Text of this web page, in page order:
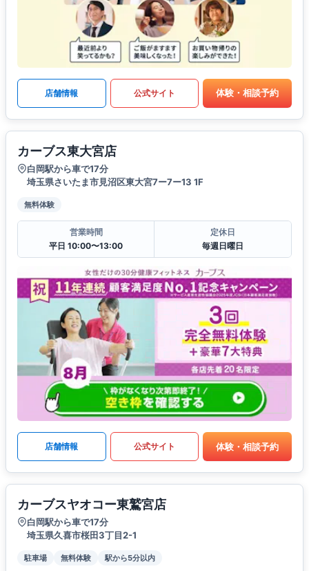
店舗情報 公式サイト 体験・相談予約
カーブス東大宮店
白岡駅から車で17分
埼玉県さいたま市見沼区東大宮7ー7ー13 1F
無料体験
営業時間
平日 10:00〜13:00
定休日
毎週日曜日
店舗情報 公式サイト 体験・相談予約
カーブスヤオコー東鷲宮店
白岡駅から車で17分
埼玉県久喜市桜田3丁目2-1
駐車場 無料体験 駅から5分以内